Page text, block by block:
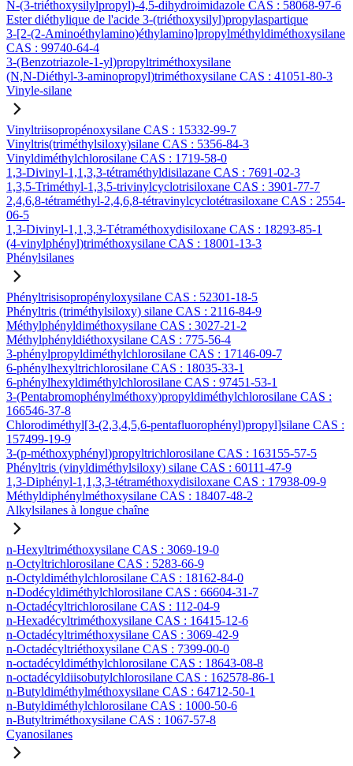
N-(3-triéthoxysilylpropyl)-4,5-dihydroimidazole CAS : 58068-97-6
Ester diéthylique de l'acide 3-(triéthoxysilyl)propylaspartique
3-[2-(2-Aminoéthylamino)éthylamino]propylméthyldiméthoxysilane
CAS : 99740-64-4
3-(Benzotriazole-1-yl)propyltriméthoxysilane
(N,N-Diéthyl-3-aminopropyl)triméthoxysilane CAS : 41051-80-3
Vinyle-silane
Vinyltriisopropénoxysilane CAS : 15332-99-7
Vinyltris(triméthylsiloxy)silane CAS : 5356-84-3
Vinyldiméthylchlorosilane CAS : 1719-58-0
1,3-Divinyl-1,1,3,3-tétraméthyldisilazane CAS : 7691-02-3
1,3,5-Triméthyl-1,3,5-trivinylcyclotrisiloxane CAS : 3901-77-7
2,4,6,8-tétraméthyl-2,4,6,8-tétravinylcyclotétrasiloxane CAS : 2554-
06-5
1,3-Divinyl-1,1,3,3-Tétraméthoxydisiloxane CAS : 18293-85-1
(4-vinylphényl)triméthoxysilane CAS : 18001-13-3
Phénylsilanes
Phényltrisisopropényloxysilane CAS : 52301-18-5
Phényltris (triméthylsiloxy) silane CAS : 2116-84-9
Méthylphényldiméthoxysilane CAS : 3027-21-2
Méthylphényldiéthoxysilane CAS : 775-56-4
3-phénylpropyldiméthylchlorosilane CAS : 17146-09-7
6-phénylhexyltrichlorosilane CAS : 18035-33-1
6-phénylhexyldiméthylchlorosilane CAS : 97451-53-1
3-(Pentabromophénylméthoxy)propyldiméthylchlorosilane CAS :
166546-37-8
Chlorodiméthyl[3-(2,3,4,5,6-pentafluorophényl)propyl]silane CAS :
157499-19-9
3-(p-méthoxyphényl)propyltrichlorosilane CAS : 163155-57-5
Phényltris (vinyldiméthylsiloxy) silane CAS : 60111-47-9
1,3-Diphényl-1,1,3,3-tétraméthoxydisiloxane CAS : 17938-09-9
Méthyldiphénylméthoxysilane CAS : 18407-48-2
Alkylsilanes à longue chaîne
n-Hexyltriméthoxysilane CAS : 3069-19-0
n-Octyltrichlorosilane CAS : 5283-66-9
n-Octyldiméthylchlorosilane CAS : 18162-84-0
n-Dodécyldiméthylchlorosilane CAS : 66604-31-7
n-Octadécyltrichlorosilane CAS : 112-04-9
n-Hexadécyltriméthoxysilane CAS : 16415-12-6
n-Octadécyltriméthoxysilane CAS : 3069-42-9
n-Octadécyltriéthoxysilane CAS : 7399-00-0
n-octadécyldiméthylchlorosilane CAS : 18643-08-8
n-octadécyldiisobutylchlorosilane CAS : 162578-86-1
n-Butyldiméthylméthoxysilane CAS : 64712-50-1
n-Butyldiméthylchlorosilane CAS : 1000-50-6
n-Butyltriméthoxysilane CAS : 1067-57-8
Cyanosilanes